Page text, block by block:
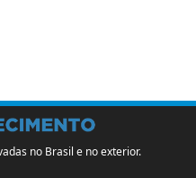
no Brasil e no exterior.